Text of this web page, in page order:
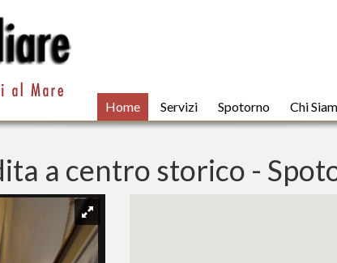
Home Servizi Spotorno Chi
a centro storico -